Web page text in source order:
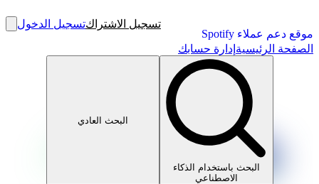
موقع دعم عملاء Spotify
تسجيل الاشتراكتسجيل الدخول
الصفحة الرئيسية إدارة حسابك
البحث باستخدام الذكاء
الاصطناعي
البحث العادي